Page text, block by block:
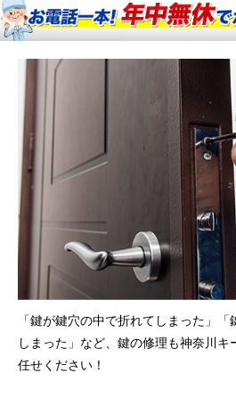
「鍵が鍵穴の中で折れてしまった」
しまった」など、鍵の修理も神奈川キ
任せください！